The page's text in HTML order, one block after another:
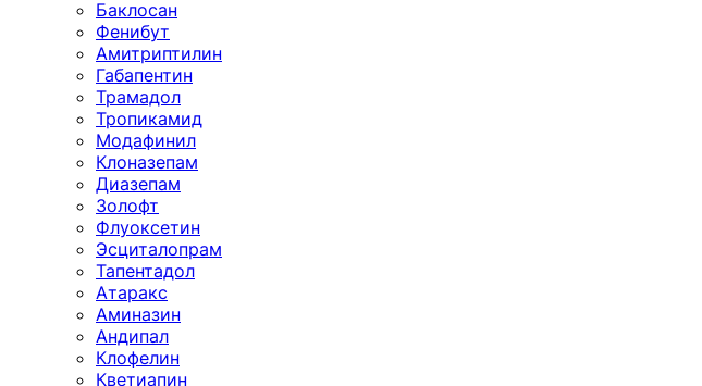
Баклосан
Фенибут
Амитриптилин
Габапентин
Трамадол
Тропикамид
Модафинил
Клоназепам
Диазепам
Золофт
Флуоксетин
Эсциталопрам
Тапентадол
Атаракс
Аминазин
Андипал
Клофелин
Кветиапин